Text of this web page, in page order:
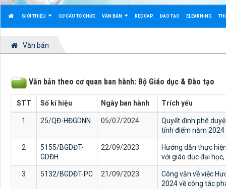
GIỚI THIỆU CƠ CẤU TỔ CHỨC VĂN BẢN REDCAP ĐÀO TẠO ELEARNING
Văn bản
Văn bản theo cơ quan ban hành: Bộ Giáo dục & Đào tạo
STT Số kí hiệu Ngày ban hành Trích yếu
1 25/QĐ-HĐGDNN 05/07/2024
Quyết đinh phê
tính điểm năm 2024
2
5155/BGDĐT-
GDĐH
22/09/2023
Hướng dẫn thực
với giáo dục đại
3 5132/BGDĐT-PC 21/09/2023
Công văn về việc
2024 về công tác